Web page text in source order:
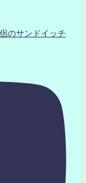
のサンドイッチ